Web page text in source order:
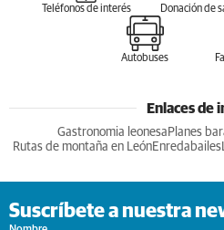
Teléfonos de interés Donación de
Autobuses
Enlaces de
Gastronomia leonesa Planes
Rutas de montaña en LeónEnredabailes
Suscríbete a nuestra